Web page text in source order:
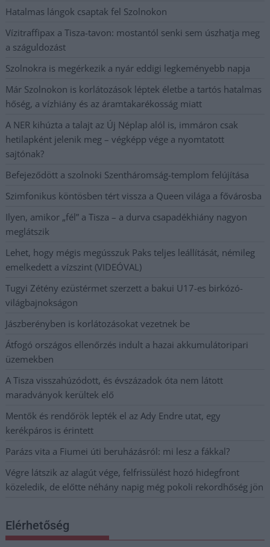
Hatalmas lángok csaptak fel Szolnokon
Vízitraffipax a Tisza-tavon: mostantól senki sem úszhatja meg
a száguldozást
Szolnokra is megérkezik a nyár eddigi legkeményebb napja
Már Szolnokon is korlátozások léptek életbe a tartós hatalmas
hőség, a vízhiány és az áramtakarékosság miatt
A NER kihúzta a talajt az Új Néplap alól is, immáron csak
hetilapként jelenik meg – végképp vége a nyomtatott
sajtónak?
Befejeződött a szolnoki Szentháromság-templom felújítása
Szimfonikus köntösben tért vissza a Queen világa a fővárosba
Ilyen, amikor „fél” a Tisza – a durva csapadékhiány nagyon
meglátszik
Lehet, hogy mégis megússzuk Paks teljes leállítását, némileg
emelkedett a vízszint (VIDEÓVAL)
Tugyi Zétény ezüstérmet szerzett a bakui U17-es birkózó-
világbajnokságon
Jászberényben is korlátozásokat vezetnek be
Átfogó országos ellenőrzés indult a hazai akkumulátoripari
üzemekben
A Tisza visszahúzódott, és évszázadok óta nem látott
maradványok kerültek elő
Mentők és rendőrök lepték el az Ady Endre utat, egy
kerékpáros is érintett
Parázs vita a Fiumei úti beruházásról: mi lesz a fákkal?
Végre látszik az alagút vége, felfrissülést hozó hidegfront
közeledik, de előtte néhány napig még pokoli rekordhőség jön
Elérhetőség